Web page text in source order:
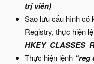
trị viên)
Sao lưu cấu hình có
Registry, thực hiện
Thực hiện lệnh “reg